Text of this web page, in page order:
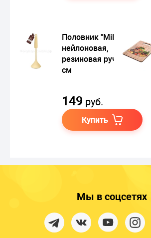
Половник "Milky"
нейлоновая,
резиновая ручка, 33
см
149 руб.
Купить
Мы в соцсетях